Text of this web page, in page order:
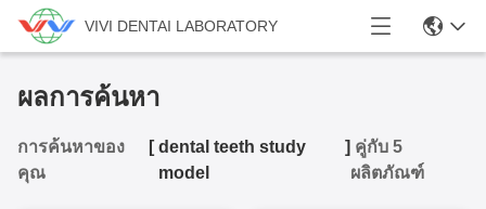
VIVI DENTAI LABORATORY
ผลการค้นหา
การค้นหาของ
คุณ
[dental teeth study
model
] คู่กับ 5
ผลิตภัณฑ์